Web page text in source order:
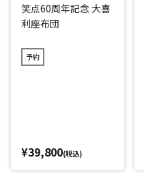
笑点60周年記念 大喜
利座布団
予約
¥39,800(税込)